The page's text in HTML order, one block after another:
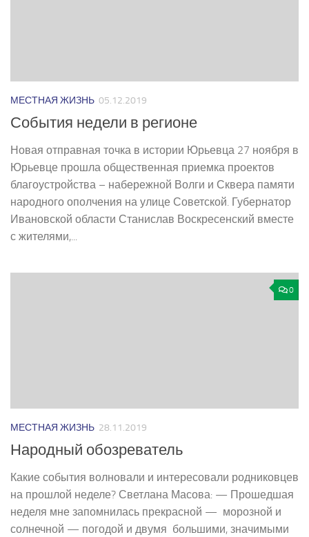
МЕСТНАЯ ЖИЗНЬ 05.12.2019
События недели в регионе
Новая отправная точка в истории Юрьевца 27 ноября в
Юрьевце прошла общественная приемка проектов
благоустройства – набережной Волги и Сквера памяти
народного ополчения на улице Советской. Губернатор
Ивановской области Станислав Воскресенский вместе
с жителями,...
0
МЕСТНАЯ ЖИЗНЬ 28.11.2019
Народный обозреватель
Какие события волновали и интересовали родниковцев
на прошлой неделе? Светлана Масова: — Прошедшая
неделя мне запомнилась прекрасной — морозной и
солнечной — погодой и двумя большими, значимыми